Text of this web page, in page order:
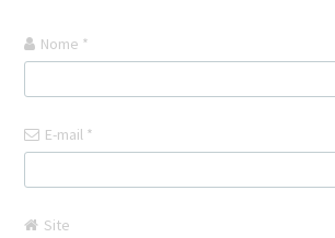
Nome *
E-mail *
Site